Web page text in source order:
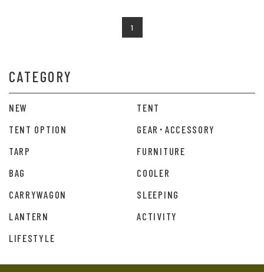
1
CATEGORY
NEW
TENT
TENT OPTION
GEAR･ACCESSORY
TARP
FURNITURE
BAG
COOLER
CARRYWAGON
SLEEPING
LANTERN
ACTIVITY
LIFESTYLE